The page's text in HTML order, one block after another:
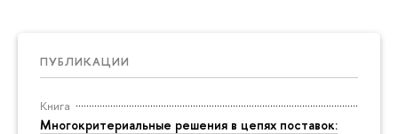
ПУБЛИКАЦИИ
Книга
Многокритериальные решения в цепях поставок: